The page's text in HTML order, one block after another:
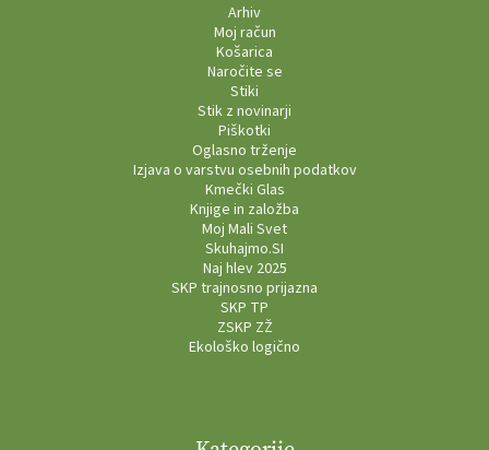
Arhiv
Moj račun
Košarica
Naročite se
Stiki
Stik z novinarji
Piškotki
Oglasno trženje
Izjava o varstvu osebnih podatkov
Kmečki Glas
Knjige in založba
Moj Mali Svet
Skuhajmo.SI
Naj hlev 2025
SKP trajnosno prijazna
SKP TP
ZSKP ZŽ
Ekološko logično